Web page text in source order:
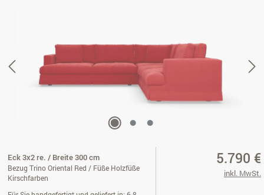
Eck 3x2 re. / Breite 300 cm
Bezug Trino Oriental Red / Füße Holzfüße
Kirschfarben
5.790 €
inkl. MwSt.